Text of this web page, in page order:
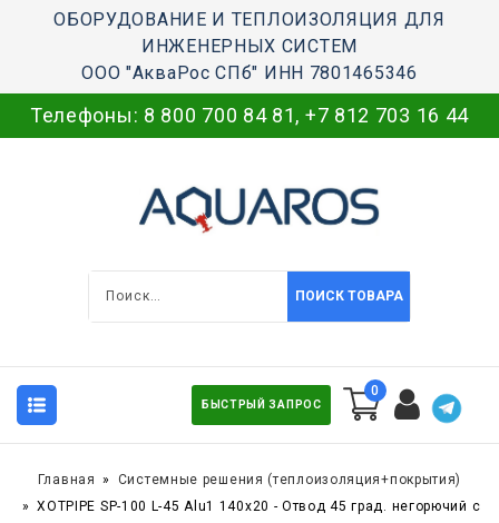
ОБОРУДОВАНИЕ И ТЕПЛОИЗОЛЯЦИЯ ДЛЯ
ИНЖЕНЕРНЫХ СИСТЕМ
ООО "АкваРос СПб" ИНН 7801465346
Телефоны: 8 800 700 84 81, +7 812 703 16 44
ПОИСК ТОВАРА
БЫСТРЫЙ ЗАПРОС
0
Главная
Системные решения (теплоизоляция+покрытия)
XOTPIPE SP-100 L-45 Alu1 140x20 - Отвод 45 град. негорючий c